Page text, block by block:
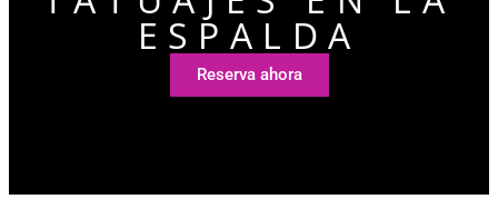
ESPALDA
Reserva ahora